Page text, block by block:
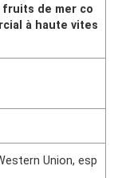
fruits de mer co
à haute vites
Union, esp